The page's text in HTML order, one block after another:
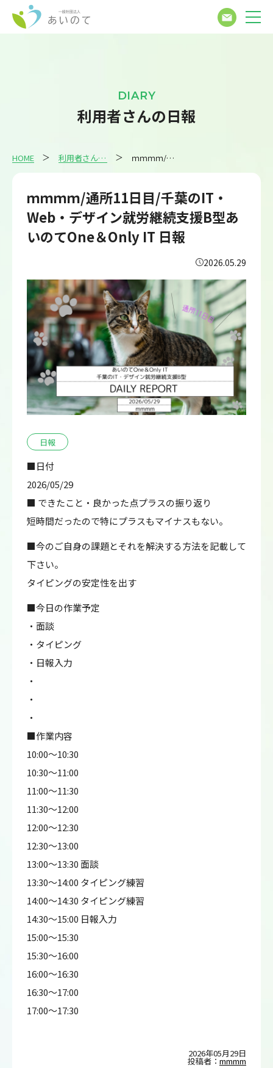
DIARY
利用者さんの日報
HOME 利用者さんの日報 ｍｍｍｍ/通所11日目/千葉のIT・Web・デザイン就労継続支援B型あいのてOne＆Only IT 日報
ｍｍｍｍ/通所11日目/千葉のIT・
Web・デザイン就労継続支援B型あ
いのてOne＆Only IT 日報
2026.05.29
日報
■日付
2026/05/29
■ できたこと・良かった点プラスの振り返り
短時間だったので特にプラスもマイナスもない。
■今のご自身の課題とそれを解決する方法を記載して
下さい。
タイピングの安定性を出す
■今日の作業予定
・面談
・タイピング
・日報入力
・
・
・
■作業内容
10:00～10:30
10:30～11:00
11:00～11:30
11:30～12:00
12:00～12:30
12:30～13:00
13:00～13:30 面談
13:30～14:00 タイピング練習
14:00～14:30 タイピング練習
14:30～15:00 日報入力
15:00～15:30
15:30～16:00
16:00～16:30
16:30～17:00
17:00～17:30
2026年05月29日
投稿者： mmmm